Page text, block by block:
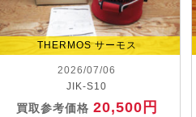
THERMOS サーモス
2026/07/06
JIK-S10
買取参考価格 20,500円